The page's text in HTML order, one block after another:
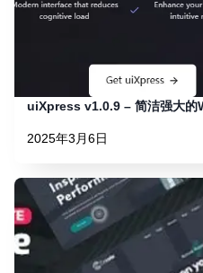
uiXpress v1.0.9 – 简洁强大的
2025年3月6日